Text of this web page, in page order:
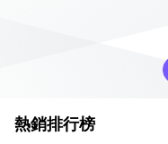
熱銷排行榜